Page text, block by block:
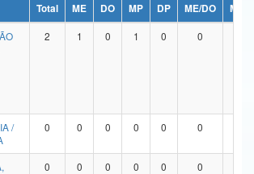
Inovações e Comunicações
Regional
Total ME DO MP DP ME/DO
MP/
2 1 0 1 0 0
/
0 0 0 0 0 0
0 0 0 0 0 0